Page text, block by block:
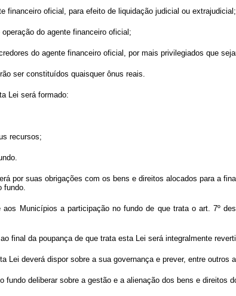
financeiro oficial, para efeito de liquidação judicial ou extrajudicial;
do agente financeiro oficial;
do agente financeiro oficial, por mais privilegiados que
ser constituídos quaisquer ônus reais.
Lei será formado:
recursos;
por suas obrigações com os bens e direitos alocados para a
fundo.
Municípios a participação no fundo de que trata o art. 7º
final da poupança de que trata esta Lei será integralmente
Lei deverá dispor sobre a sua governança e prever, entre outros
fundo deliberar sobre a gestão e a alienação dos bens e